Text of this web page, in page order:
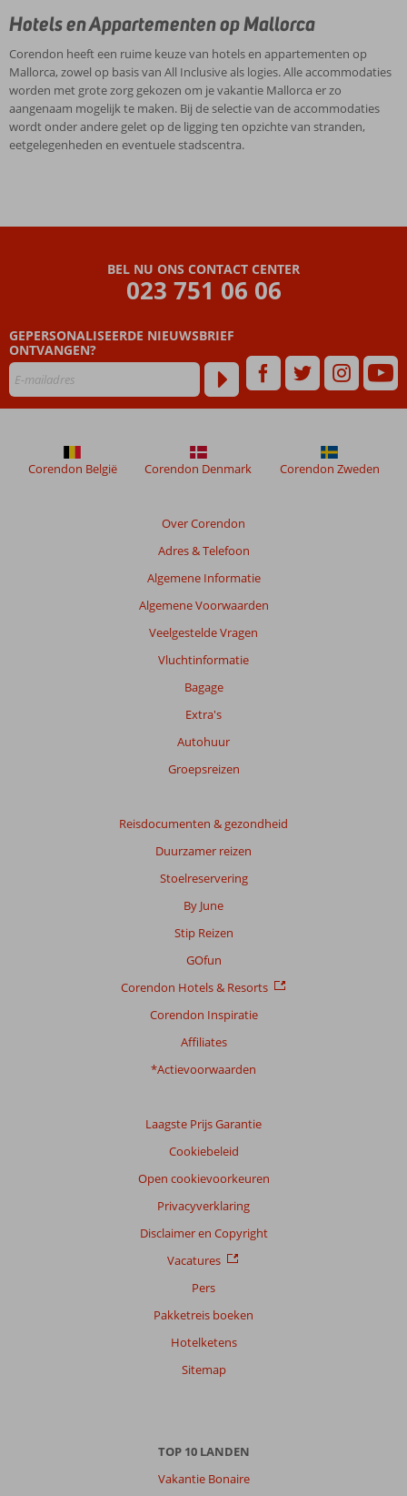
Hotels en Appartementen op Mallorca
Corendon heeft een ruime keuze van hotels en appartementen op
Mallorca, zowel op basis van All Inclusive als logies. Alle accommodaties
worden met grote zorg gekozen om je vakantie Mallorca er zo
aangenaam mogelijk te maken. Bij de selectie van de accommodaties
wordt onder andere gelet op de ligging ten opzichte van stranden,
eetgelegenheden en eventuele stadscentra.
BEL NU ONS CONTACT CENTER
023 751 06 06
GEPERSONALISEERDE NIEUWSBRIEF
ONTVANGEN?
Over Corendon
Adres & Telefoon
Algemene Informatie
Algemene Voorwaarden
Veelgestelde Vragen
Vluchtinformatie
Bagage
Extra's
Autohuur
Groepsreizen
Reisdocumenten & gezondheid
Duurzamer reizen
Stoelreservering
By June
Stip Reizen
GOfun
Corendon Hotels & Resorts
Corendon Inspiratie
Affiliates
*Actievoorwaarden
Laagste Prijs Garantie
Cookiebeleid
Open cookievoorkeuren
Privacyverklaring
Disclaimer en Copyright
Vacatures
Pers
Pakketreis boeken
Hotelketens
Sitemap
Corendon België Corendon Denmark Corendon Zweden
TOP 10 LANDEN
Vakantie Bonaire